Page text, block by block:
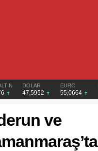
DOLAR
47,5952
EURO
55,0664
ve